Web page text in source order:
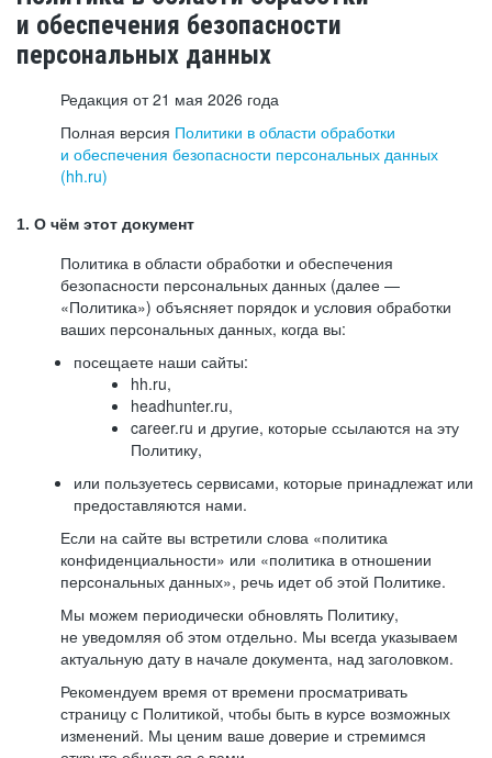
и обеспечения безопасности
персональных данных
Редакция от 21 мая 2026 года
Полная версия Политики в области обработки
и обеспечения безопасности персональных данных
(hh.ru)
1. О чём этот документ
Политика в области обработки и обеспечения
безопасности персональных данных (далее —
«Политика») объясняет порядок и условия обработки
ваших персональных данных, когда вы:
посещаете наши сайты:
hh.ru,
headhunter.ru,
career.ru и другие, которые ссылаются на эту
Политику,
или пользуетесь сервисами, которые принадлежат или
предоставляются нами.
Если на сайте вы встретили слова «политика
конфиденциальности» или «политика в отношении
персональных данных», речь идет об этой Политике.
Мы можем периодически обновлять Политику,
не уведомляя об этом отдельно. Мы всегда указываем
актуальную дату в начале документа, над заголовком.
Рекомендуем время от времени просматривать
страницу с Политикой, чтобы быть в курсе возможных
изменений. Мы ценим ваше доверие и стремимся